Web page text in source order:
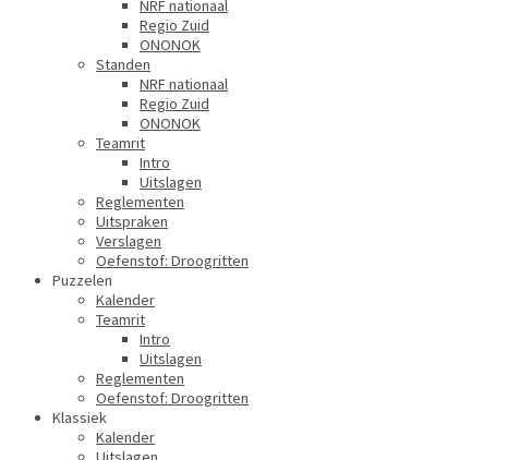
NRF nationaal
Regio Zuid
ONONOK
Standen
NRF nationaal
Regio Zuid
ONONOK
Teamrit
Intro
Uitslagen
Reglementen
Uitspraken
Verslagen
Oefenstof: Droogritten
Puzzelen
Kalender
Teamrit
Intro
Uitslagen
Reglementen
Oefenstof: Droogritten
Klassiek
Kalender